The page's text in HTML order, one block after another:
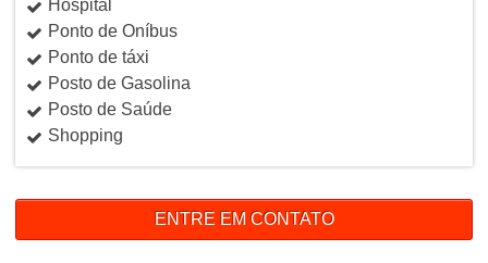
Hospital
Ponto de Oníbus
Ponto de táxi
Posto de Gasolina
Posto de Saúde
Shopping
ENTRE EM CONTATO